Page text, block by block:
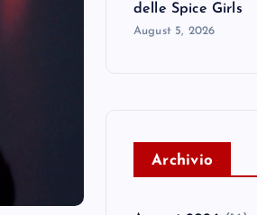
delle Spice Girls
August 5, 2026
Archivio